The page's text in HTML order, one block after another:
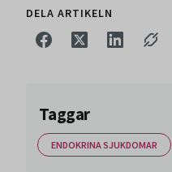
DELA ARTIKELN
Taggar
ENDOKRINA SJUKDOMAR